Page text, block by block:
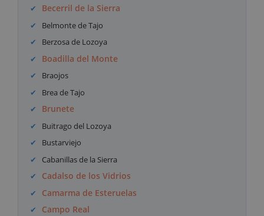
Becerril de la Sierra
Belmonte de Tajo
Berzosa de Lozoya
Boadilla del Monte
Braojos
Brea de Tajo
Brunete
Buitrago del Lozoya
Bustarviejo
Cabanillas de la Sierra
Cadalso de los Vidrios
Camarma de Esteruelas
Campo Real